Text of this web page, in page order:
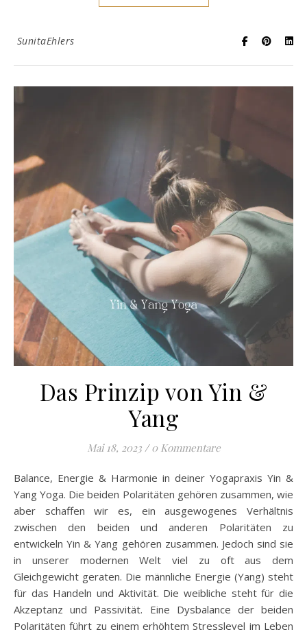
SunitaEhlers
Das Prinzip von Yin &
Yang
Mai 18, 2023 / 0 Kommentare
Balance, Energie & Harmonie in deiner Yogapraxis Yin &
Yang Yoga. Die beiden Polaritäten gehören zusammen, wie
aber schaffen wir es, ein ausgewogenes Verhältnis
zwischen den beiden und anderen Polaritäten zu
entwickeln Yin & Yang gehören zusammen. Jedoch sind sie
in unserer modernen Welt viel zu oft aus dem
Gleichgewicht geraten. Die männliche Energie (Yang) steht
für das Handeln und Aktivität. Die weibliche steht für die
Akzeptanz und Passivität. Eine Dysbalance der beiden
Polaritäten führt zu einem erhöhtem Stresslevel im Leben